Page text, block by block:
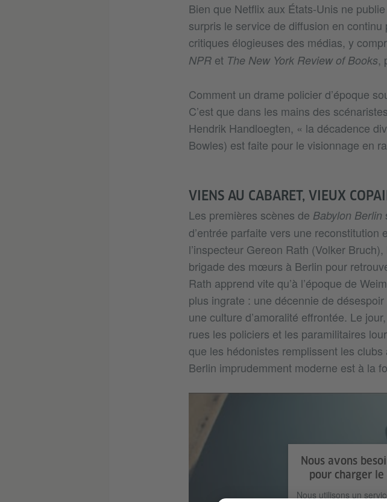
Bien que Netflix aux États-Unis ne
surpris le service de diffusion en
critiques élogieuses des médias, y
NPR et The New York Review of Books,
Comment un drame policier d’époque
C’est que dans les mains des
Hendrik Handloegten, « la décadence
Bowles) est faite pour le visionnage en
VIENS AU CABARET, VIEUX
Les premières scènes de Babylon Berlin
d’entrée parfaite vers une
l’inspecteur Gereon Rath (Volker
brigade des mœurs à Berlin pour
Rath apprend vite qu’à l’époque de
plus ingrate : une décennie de
une culture d’amoralité effrontée. Le
rues les policiers et les paramilitaires
que les hédonistes remplissent les
Berlin imprudemment moderne est à la
Nous avons
pour charger le
Nous utilisons un